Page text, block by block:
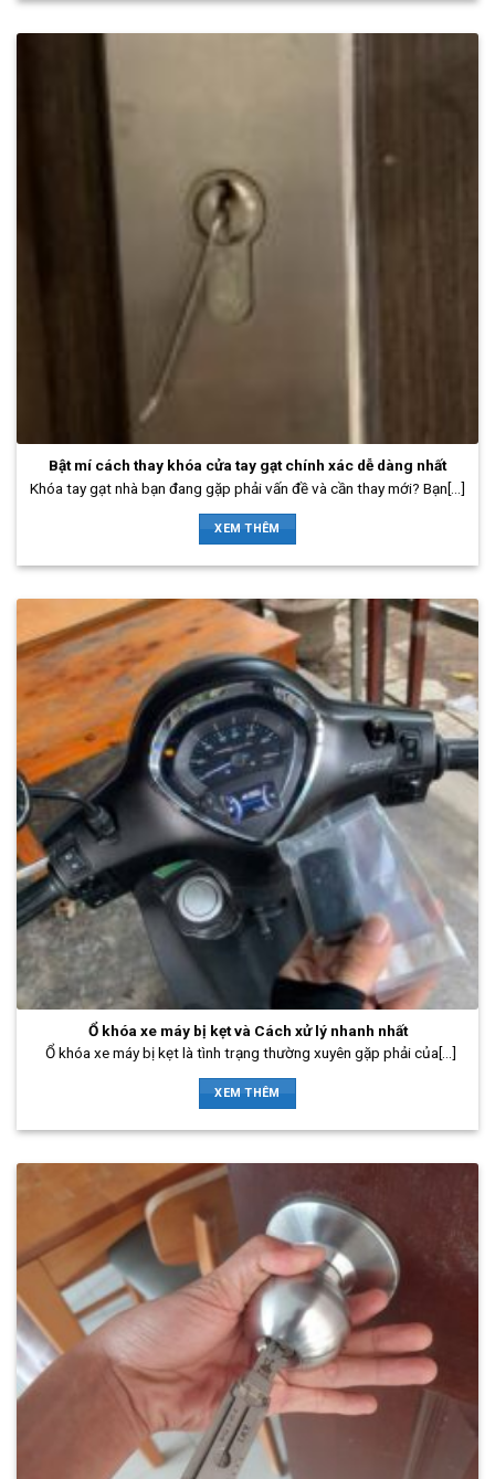
Bật mí cách thay khóa cửa tay gạt chính xác dễ dàng nhất
Khóa tay gạt nhà bạn đang gặp phải vấn đề và cần thay mới? Bạn[...]
XEM THÊM
Ổ khóa xe máy bị kẹt và Cách xử lý nhanh nhất
Ổ khóa xe máy bị kẹt là tình trạng thường xuyên gặp phải của[...]
XEM THÊM